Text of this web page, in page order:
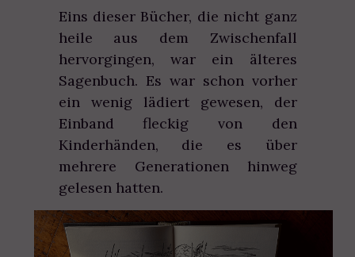
Eins dieser Bücher, die nicht ganz
heile aus dem Zwischenfall
hervorgingen, war ein älteres
Sagenbuch. Es war schon vorher
ein wenig lädiert gewesen, der
Einband fleckig von den
Kinderhänden, die es über
mehrere Generationen hinweg
gelesen hatten.